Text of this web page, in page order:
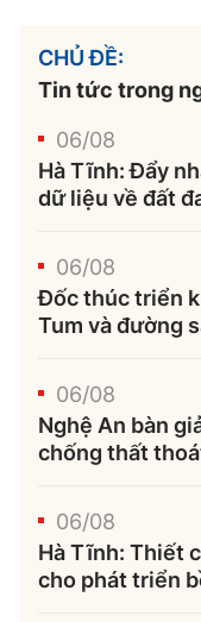
Đường thủy
Hàng hải
Đường sắt đô thị
Nhà thầu
Mời thầu - Đấu
Thi viết về GTVT
Pháp đình
Hỏi - Đáp
Văn hóa giao thông
Chung tay vì ATGT
Y tế
Đời sống
Lao động - Công
Văn hóa
Showbiz
Điện ảnh
Âm nhạc
Thể thao
Bóng đá
Bình luận
Hậu trường sao
360 độ thể thao
Công nghệ
Công nghệ mới
Sản phẩm mới
Tư vấn
Thời sự Quốc tế
Thế giới giao thông
Thế giới xây dựng
Đi ++
Khám phá
Ẩm thực
Thời sự
Camera giao thông
Cơ quan chủ quản:
CHỦ ĐỀ:
Tin tức trong
06/08
Hà Tĩnh: Đẩy
dữ liệu về đất
06/08
Đốc thúc triển
Tum và đường
06/08
Nghệ An bàn
chống thất
06/08
Hà Tĩnh: Thiết
cho phát triển